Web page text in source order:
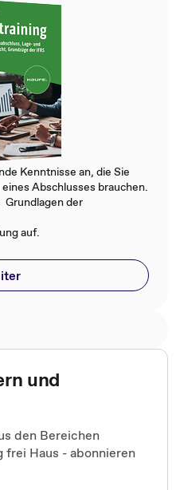
Kenntnisse an, die Sie
Abschlusses brauchen.
Grundlagen der
auf.
und
den Bereichen
frei Haus - abonnieren